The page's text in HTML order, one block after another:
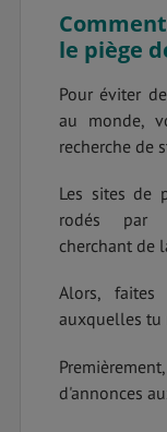
le piège
Pour éviter
au monde,
recherche de
Les sites de
rodés par
cherchant de
Alors, faites
auxquelles tu
d'annonces